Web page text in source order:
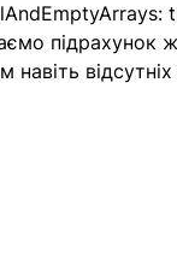
підрахунок
навіть